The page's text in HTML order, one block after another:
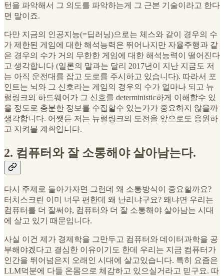
턴을 파악해서 그 의도를 파악하는게 그 근본 기술이라고 한다
면 말이죠.
다만 지금의 인공지능(=딥러닝)으로는 체스와 같이 경우의 수
가 제한된 게임에 대한 해석능력은 뛰어나지만 자율주행과 같
은 경우의 수가 거의 무한한 게임에 대한 해석능력이 떨어진다
고 생각합니다 (일론의 말과는 달리 2017년이 지난 지금도 저
는 아직 운전대를 잡고 도로를 주시하고 있습니다). 따라서 포
인트는 뇌와 그 신호라는 게임의 경우의 수가 얼마나 되고 뉴
럴링크의 하드웨어가 그 신호를 deterministic하게 이해할수 있
을 정도로 충분한 정보를 수집할수 있는가가 중요하지 않을까
생각합니다. 어쨋든 저는 뉴럴링크의 도전을 앞으로도 응원하
고 지켜볼 계획입니다.
2. 컴퓨터와 잘 소통해야 살아남는다.
다시 주제로 돌아가자면 그런데 왜 소통방식이 중요할까요?
터치스크린 이미 너무 편한데 왜 난리냐구요? 왜냐면 우리는
컴퓨터를 더 잘써야, 컴퓨터와 더 잘 소통해야 살아남는 시대
에 살고 있기 때문입니다.
사실 이건 제가 경제학을 그만두고 컴퓨터와 데이터과학을 공
부해야겠다고 결심한 이유이기도 한데 우리는 지금 컴퓨터가
인간을 뛰어넘은지 오래인 시대에 살고있습니다. 특히 요즘은
LLM덕분에 다들 온몸으로 체감하고 있으실거라고 믿구요. 따